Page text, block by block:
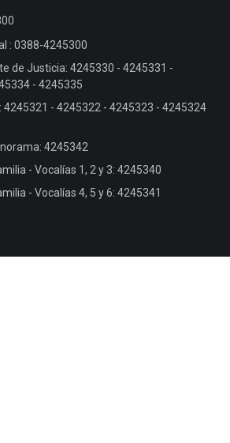
: 0388-4245300
de Justicia: 4245330 - 4245331 -
- 4245335
4245321 - 4245322 - 4245323 - 4245324
4245342
- Vocalías 1, 2 y 3: 4245340
- Vocalías 4, 5 y 6: 4245341